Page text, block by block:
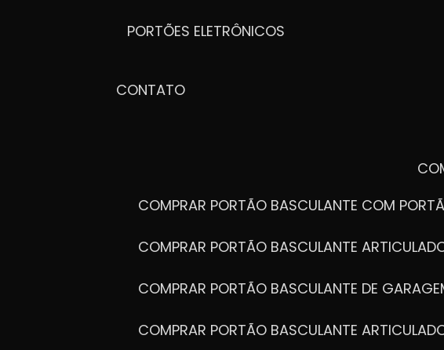
PORTÕES ELETRÔNICOS
CONTATO
COMPRAR PORTÃO BASCULANTE COM
COMPRAR PORTÃO BASCULANTE
COMPRAR PORTÃO BASCULANTE DE
COMPRAR PORTÃO BASCULANTE